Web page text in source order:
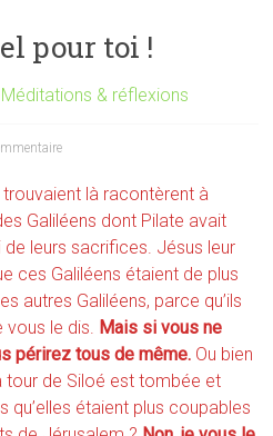
pour toi !
Méditations & réflexions
là racontèrent à
Galiléens dont Pilate avait
leurs sacrifices. Jésus leur
ces Galiléens étaient de plus
autres Galiléens, parce qu’ils
vous le dis. Mais si vous ne
périrez tous de même. Ou bien
tour de Siloé est tombée et
qu’elles étaient plus coupables